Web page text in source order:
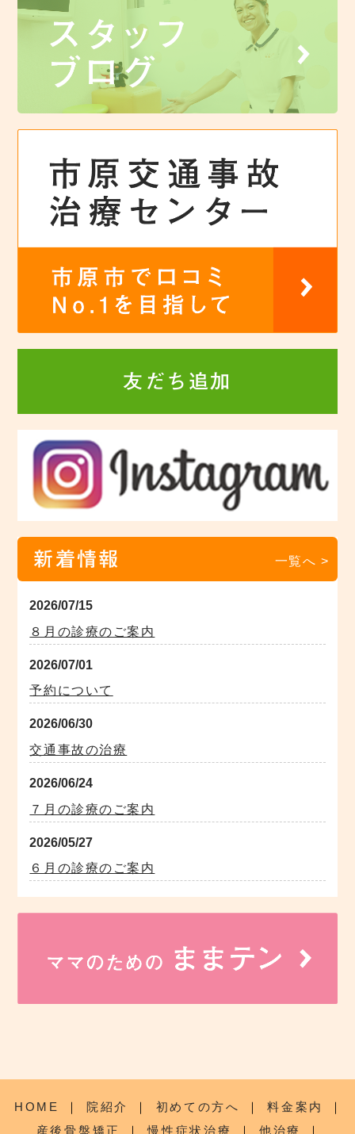
友だち追加
新着情報 一覧へ >
2026/07/15
８月の診療のご案内
2026/07/01
予約について
2026/06/30
交通事故の治療
2026/06/24
７月の診療のご案内
2026/05/27
６月の診療のご案内
HOME ｜ 院紹介 ｜ 初めての方へ ｜ 料金案内
｜
産後骨盤矯正
｜ 慢性症状治療 ｜ 他治療 ｜